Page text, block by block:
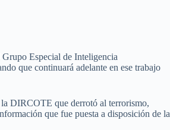
Especial de Inteligencia
que continuará adelante en ese trabajo
DIRCOTE que derrotó al terrorismo,
que fue puesta a disposición de la